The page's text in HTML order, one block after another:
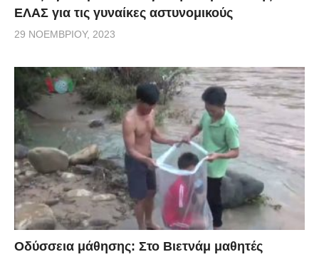
ΕΛΑΣ για τις γυναίκες αστυνομικούς
29 ΝΟΕΜΒΡΊΟΥ, 2023
Οδύσσεια μάθησης: Στο Βιετνάμ μαθητές